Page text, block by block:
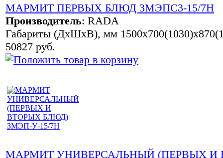
МАРМИТ ПЕРВЫХ БЛЮД 3МЭПС3-15/7Н
Производитель: RADA
Габариты (ДхШхВ), мм
50827 руб.
МАРМИТ УНИВЕРСАЛЬНЫЙ (ПЕРВЫХ И